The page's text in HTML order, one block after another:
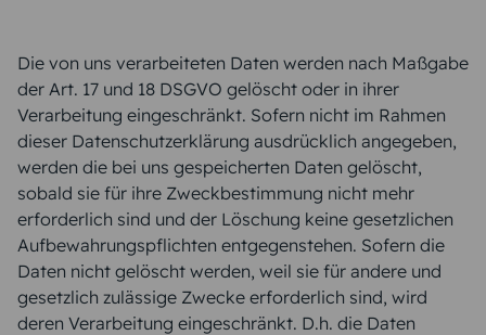
Die von uns verarbeiteten Daten werden nach Maßgabe
der Art. 17 und 18 DSGVO gelöscht oder in ihrer
Verarbeitung eingeschränkt. Sofern nicht im Rahmen
dieser Datenschutzerklärung ausdrücklich angegeben,
werden die bei uns gespeicherten Daten gelöscht,
sobald sie für ihre Zweckbestimmung nicht mehr
erforderlich sind und der Löschung keine gesetzlichen
Aufbewahrungspflichten entgegenstehen. Sofern die
Daten nicht gelöscht werden, weil sie für andere und
gesetzlich zulässige Zwecke erforderlich sind, wird
deren Verarbeitung eingeschränkt. D.h. die Daten